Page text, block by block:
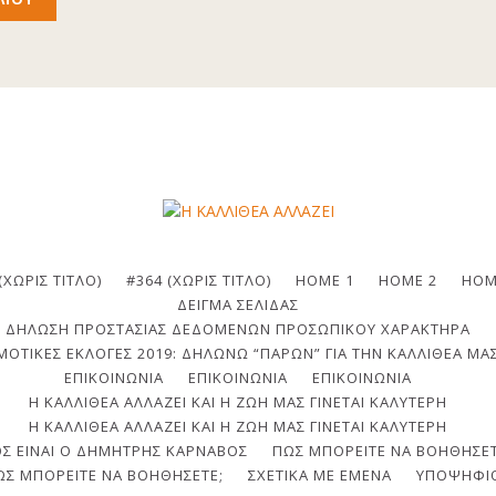
ΤΊΤΛΟ) #364 (ΧΩΡΊΣ ΤΊΤΛΟ) HOME 1 HOME 2
ΔΕΊΓΜΑ ΣΕΛΊΔΑΣ
ΔΉΛΩΣΗ ΠΡΟΣΤΑΣΊΑΣ ΔΕΔΟΜΈΝΩΝ ΠΡΟΣΩΠΙΚΟΎ ΧΑΡΑΚΤΉΡΑ
ΕΚΛΟΓΈΣ 2019: ΔΗΛΏΝΩ “ΠΑΡΏΝ” ΓΙΑ ΤΗΝ ΚΑΛΛΙΘΈΑ
ΕΠΙΚΟΙΝΩΝΙΑ
ΕΠΙΚΟΙΝΩΝΊΑ
ΕΠΙΚΟΙΝΩΝΊΑ
Η ΚΑΛΛΙΘΈΑ ΑΛΛΆΖΕΙ ΚΑΙ Η ΖΩΉ ΜΑΣ ΓΊΝΕΤΑΙ ΚΑΛΎΤΕΡΗ
Η ΚΑΛΛΙΘΈΑ ΑΛΛΆΖΕΙ ΚΑΙ Η ΖΩΉ ΜΑΣ ΓΊΝΕΤΑΙ ΚΑΛΎΤΕΡΗ
ΕΊΝΑΙ Ο ΔΗΜΉΤΡΗΣ ΚΆΡΝΑΒΟΣ
ΠΩΣ ΜΠΟΡΕΊΤΕ ΝΑ
ΜΠΟΡΕΊΤΕ ΝΑ ΒΟΗΘΉΣΕΤΕ;
ΣΧΕΤΙΚΆ ΜΕ ΕΜΈΝΑ